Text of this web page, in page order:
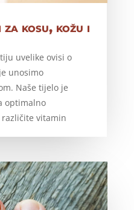
kosu, kožu i
uvelike ovisi o
unosimo
Naše tijelo je
optimalno
vitamin